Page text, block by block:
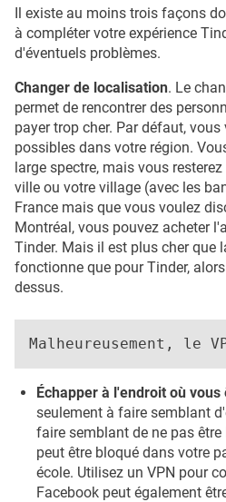
Il existe au moins trois façons
à compléter votre expérience
d'éventuels problèmes.
Changer de localisation. Le
permet de rencontrer des
payer trop cher. Par défaut, vous
possibles dans votre région.
large spectre, mais vous
ville ou votre village (avec les
France mais que vous voulez
Montréal, vous pouvez acheter
Tinder. Mais il est plus cher que
fonctionne que pour Tinder,
dessus.
Échapper à l'endroit où vous
seulement à faire semblant
faire semblant de ne pas
peut être bloqué dans votre
école. Utilisez un VPN pour
Facebook peut également